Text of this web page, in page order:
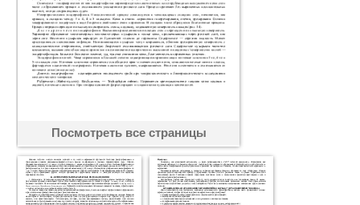
Посмотреть все страницы